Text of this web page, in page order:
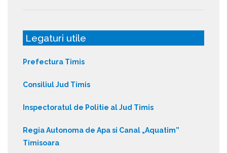
Legaturi utile
Prefectura Timis
Consiliul Jud Timis
Inspectoratul de Politie al Jud Timis
Regia Autonoma de Apa si Canal „Aquatim”
Timisoara